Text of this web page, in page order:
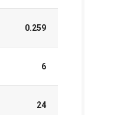
0.259
6
24